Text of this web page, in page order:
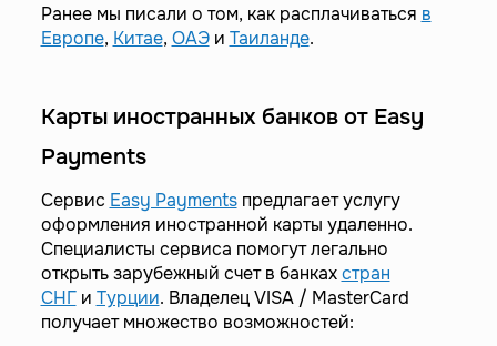
Ранее мы писали о том, как расплачиваться в
Европе, Китае, ОАЭи Таиланде.
Карты иностранных банков от Easy
Payments
Сервис Easy Paymentsпредлагает услугу
оформления иностранной карты удаленно.
Специалисты сервиса помогут легально
открыть зарубежный счет в банкахстран
СНГи Турции. Владелец VISA / MasterCard
получает множество возможностей: